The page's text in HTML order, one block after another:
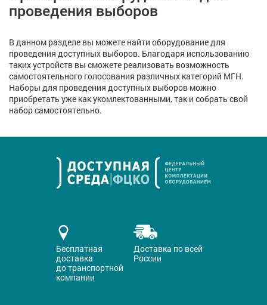
проведения выборов
В данном разделе вы можете найти оборудование для
проведения доступных выборов. Благодаря использованию
таких устройств вы сможете реализовать возможность
самостоятельного голосования различных категорий МГН.
Наборы для проведения доступных выборов можно
приобретать уже как укомлектованными, так и собрать свой
набор самостоятельно.
Бесплатная
доставка
до транспортной
компании
Доставка по всей
России